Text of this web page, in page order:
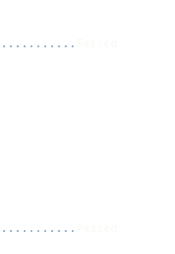
.. .. .. .. ..
.. .. .. .. ..